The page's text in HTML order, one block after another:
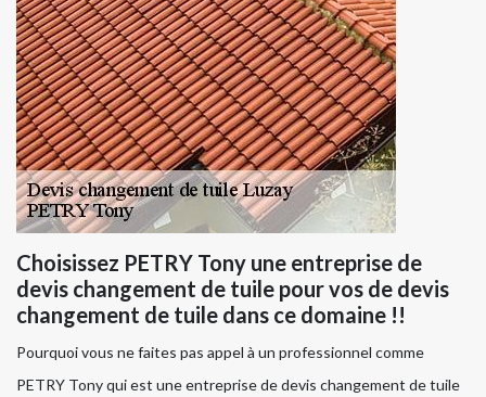
Choisissez PETRY Tony une entreprise de
devis changement de tuile pour vos de devis
changement de tuile dans ce domaine !!
Pourquoi vous ne faites pas appel à un professionnel comme
PETRY Tony qui est une entreprise de devis changement de tuile